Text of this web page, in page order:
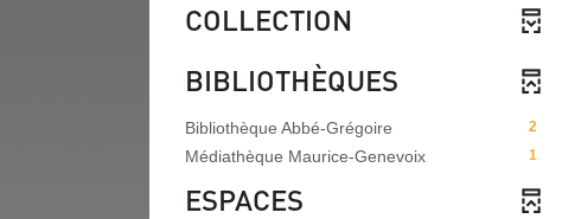
COLLECTION
BIBLIOTHÈQUES
2
Bibliothèque Abbé-Grégoire
1
Médiathèque Maurice-Genevoix
ESPACES